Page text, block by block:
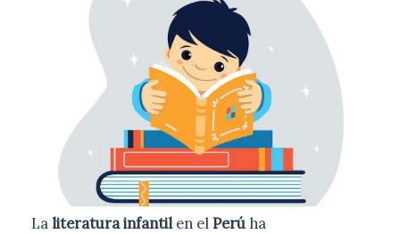
La literatura infantilen elPerú ha